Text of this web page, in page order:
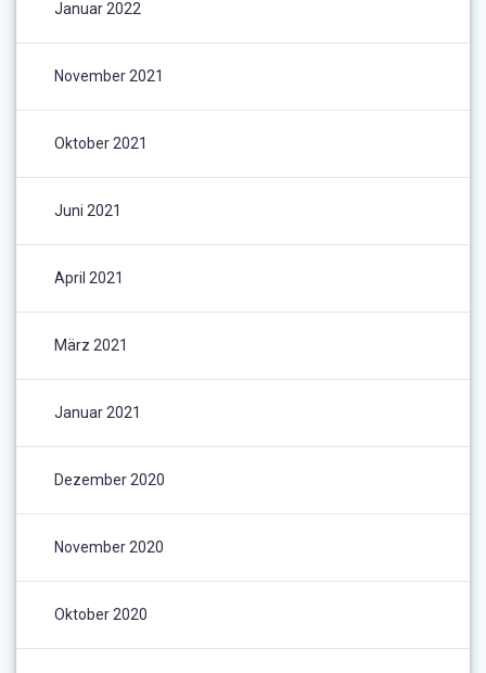
Januar 2022
November 2021
Oktober 2021
Juni 2021
April 2021
März 2021
Januar 2021
Dezember 2020
November 2020
Oktober 2020